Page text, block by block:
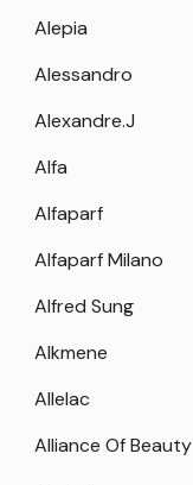
Alepia
Alessandro
Alexandre.J
Alfa
Alfaparf
Alfaparf Milano
Alfred Sung
Alkmene
Allelac
Alliance Of Beauty